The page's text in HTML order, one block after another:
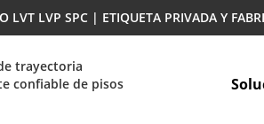
LVT LVP SPC | ETIQUETA PRIVADA Y
trayectoria
confiable de pisos